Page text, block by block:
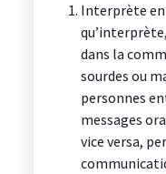
Interprète en
dans la
sourdes ou
personnes
messages
vice versa,